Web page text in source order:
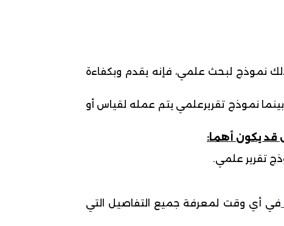
نموذج لبحث علمي، فإنه يقدم وبكفاءة
نموذج تقريرعلمي يتم عمله لقياس أو
قد يكون أهما:
تقرير علمي.
في أي وقت لمعرفة جميع التفاصيل التي